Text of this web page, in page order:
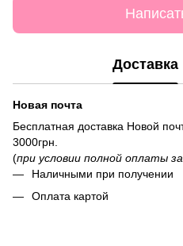
Доставка
Новая почта
Бесплатная доставка Новой
3000грн.
(при условии полной оплаты
Наличными при получении
Оплата картой